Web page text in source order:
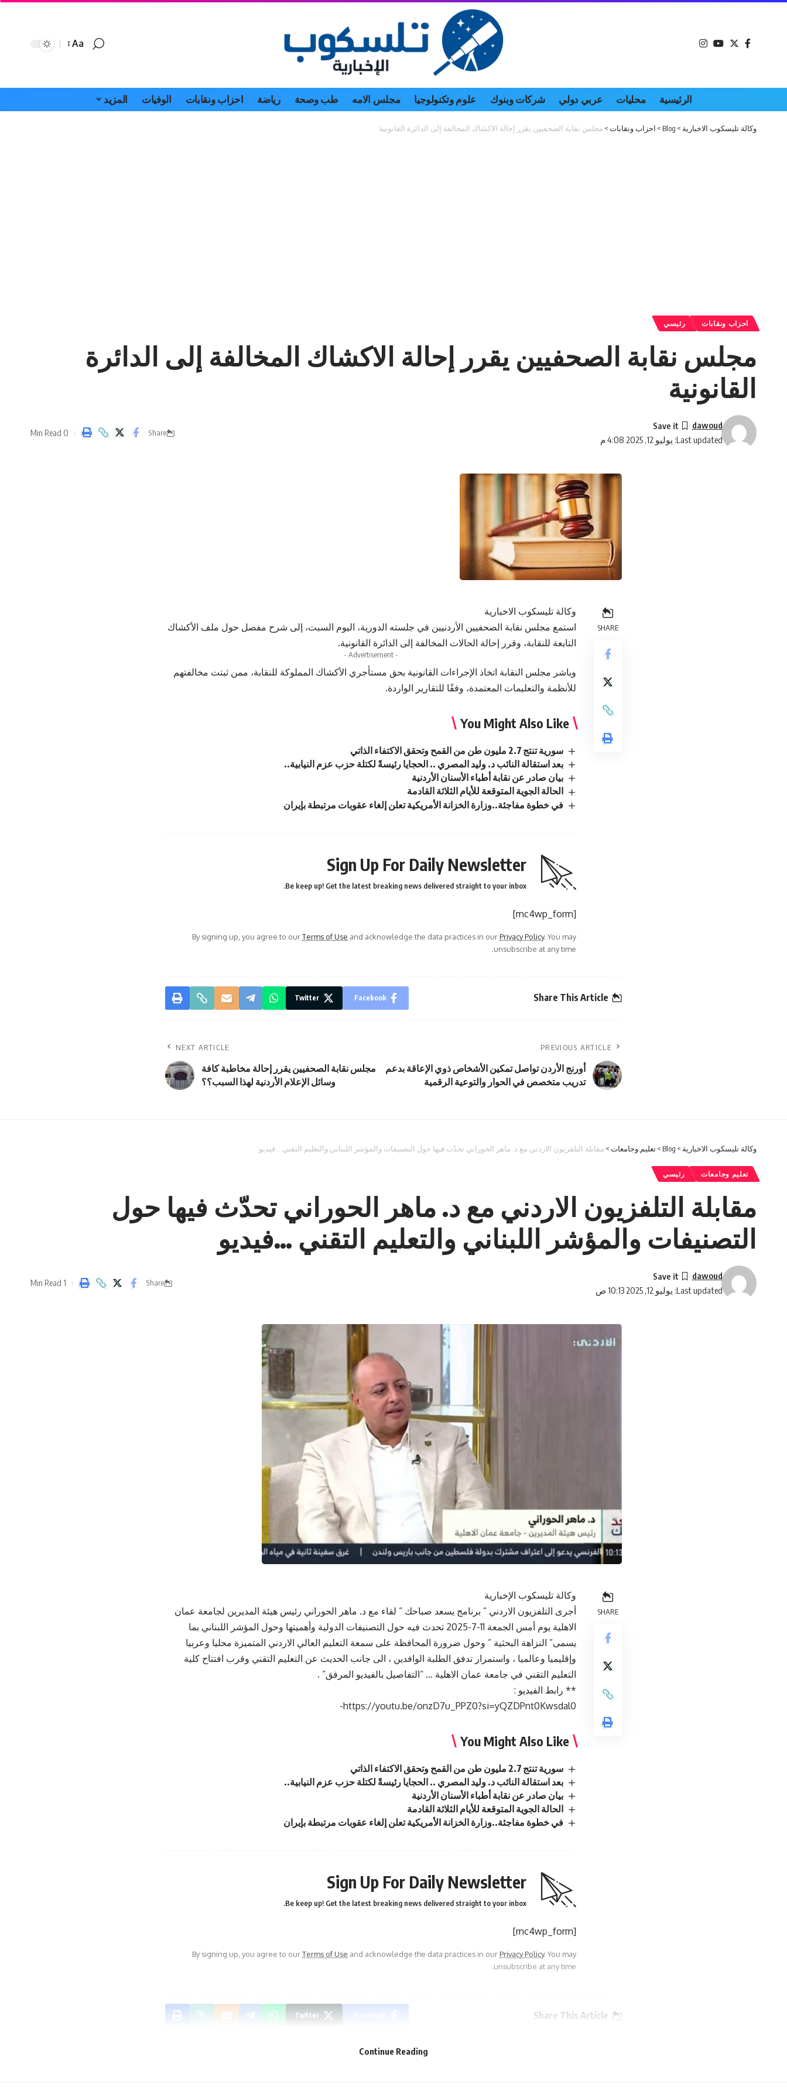
Font
Aa
الرئيسية محليات عربي دولي شركات وبنوك علوم وتكنولوجيا مجلس الامه طب وصحة رياضة احزاب ونقابات الوفيات المزيد
وكالة تليسكوب الاخبارية >
Blog
> احزاب ونقابات> مجلس نقابة الصحفيين يقرر إحالة الاكشاك المخالفة إلى الدائرة القانونية
احزاب ونقابات رئيسي
مجلس نقابة الصحفيين يقرر إحالة الاكشاك المخالفة إلى الدائرة
القانونية
Last updated: يوليو 12, 2025 4:08 م
dawoud
Share
0 Min Read
SHARE
وكالة تليسكوب الاخبارية
استمع مجلس نقابة الصحفيين الأردنيين في جلسته الدورية، اليوم السبت، إلى شرح مفصل حول ملف الأكشاك
التابعة للنقابة، وقرر إحالة الحالات المخالفة إلى الدائرة القانونية.
- Advertisement -
وباشر مجلس النقابة اتخاذ الإجراءات القانونية بحق مستأجري الأكشاك المملوكة للنقابة، ممن ثبتت مخالفتهم
للأنظمة والتعليمات المعتمدة، وفقًا للتقارير الواردة.
You Might Also Like
سورية تنتج 2.7 مليون طن من القمح وتحقق الاكتفاء الذاتي
بعد استقالة النائب د. وليد المصري .. الحجايا رئيسةً لكتلة حزب عزم النيابية..
بيان صادر عن نقابة أطباء الأسنان الأردنية
الحالة الجوية المتوقعة للأيام الثلاثة القادمة
في خطوة مفاجئة..وزارة الخزانة الأمريكية تعلن إلغاء عقوبات مرتبطة بإيران
Sign Up For Daily Newsletter
Be keep up! Get the latest breaking news delivered straight to your inbox.
[mc4wp_form]
By signing up, you agree to ourTerms of Use and acknowledge the data practices in ourPrivacy Policy. You may
unsubscribe at any time.
Share This Article
Facebook
Twitter
PREVIOUS ARTICLE
أورنج الأردن تواصل تمكين الأشخاص ذوي الإعاقة بدعم
تدريب متخصص في الحوار والتوعية الرقمية
NEXT ARTICLE
مجلس نقابة الصحفيين يقرر إحالة مخاطبة كافة
وسائل الإعلام الأردنية لهذا السبب؟؟
وكالة تليسكوب الاخبارية >
Blog
>تعليم وجامعات> مقابلة التلفزيون الاردني مع د. ماهر الحوراني تحدّث فيها حول التصنيفات والمؤشر اللبناني والتعليم التقني …فيديو
تعليم وجامعات رئيسي
مقابلة التلفزيون الاردني مع د. ماهر الحوراني تحدّث فيها حول
التصنيفات والمؤشر اللبناني والتعليم التقني …فيديو
Last updated: يوليو 12, 2025 10:13 ص
dawoud
Share
1 Min Read
SHARE
وكالة تليسكوب الإخبارية
أجرى التلفزيون الاردني ” برنامج يسعد صباحك ” لقاء مع د. ماهر الحوراني رئيس هيئة المديرين لجامعة عمان
الاهلية يوم أمس الجمعة 11-7-2025 تحدث فيه حول التصنيفات الدولية وأهميتها وحول المؤشر اللبناني بما
يسمى” النزاهة البحثية ” وحول ضرورة المحافظة على سمعة التعليم العالي الاردني المتميزة محليا وعربيا
وإقليميا وعالميا ، واستمرار تدفق الطلبة الوافدين ، الى جانب الحديث عن التعليم التقني وقرب افتتاح كلية
التعليم التقني في جامعة عمان الاهلية … “التفاصيل بالفيديو المرفق” .
** رابط الفيديو :
https://youtu.be/onzD7u_PPZ0?si=yQZDPnt0Kwsdal0-
You Might Also Like
سورية تنتج 2.7 مليون طن من القمح وتحقق الاكتفاء الذاتي
بعد استقالة النائب د. وليد المصري .. الحجايا رئيسةً لكتلة حزب عزم النيابية..
بيان صادر عن نقابة أطباء الأسنان الأردنية
الحالة الجوية المتوقعة للأيام الثلاثة القادمة
في خطوة مفاجئة..وزارة الخزانة الأمريكية تعلن إلغاء عقوبات مرتبطة بإيران
Sign Up For Daily Newsletter
Be keep up! Get the latest breaking news delivered straight to your inbox.
[mc4wp_form]
By signing up, you agree to ourTerms of Use and acknowledge the data practices in ourPrivacy Policy. You may
unsubscribe at any time.
Share This Article
Twitter
Continue Reading